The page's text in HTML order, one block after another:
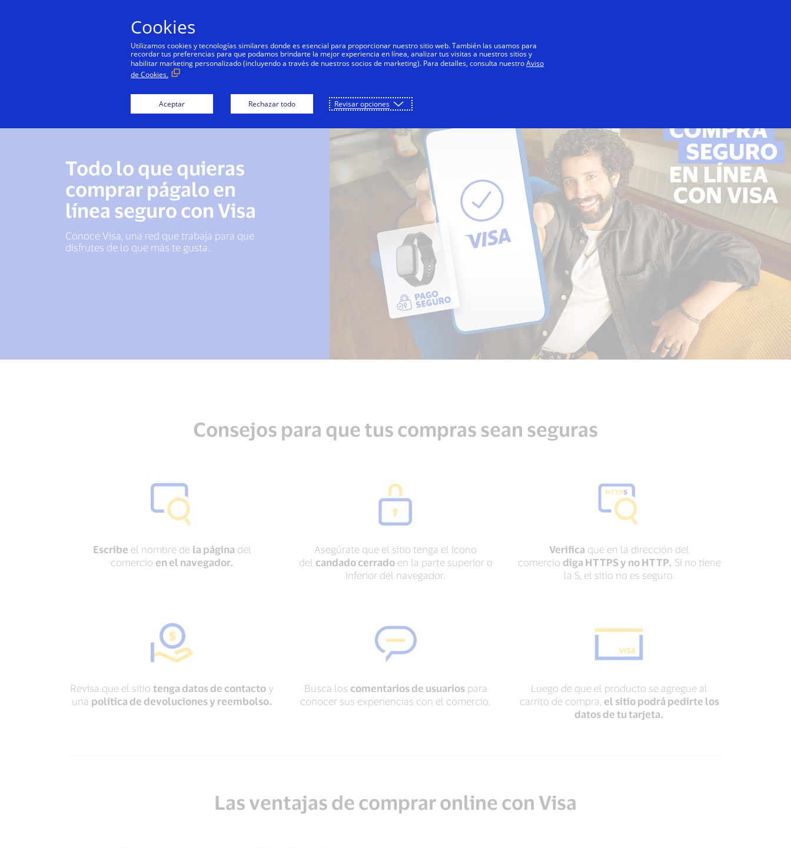
Personas Negocios Innovadores Todos
Todo lo que quieras
comprar págalo en
línea seguro con Visa
Conoce Visa, una red que trabaja para que
disfrutes de lo que más te gusta.
Consejos para que tus compras sean seguras
Escribe el nombre de la página del
comercio en el navegador.
Asegúrate que el sitio tenga el ícono
del candado cerradoen la parte superior o
inferior del navegador.
Verifica que en la dirección del
comercio diga HTTPS y no HTTP. Si no tiene
la S, el sitio no es seguro.
Revisa que el sitio tenga datos de contacto y
una política de devoluciones y reembolso.
Busca los comentarios de usuariospara
conocer sus experiencias con el comercio.
Luego de que el producto se agregue al
carrito de compra, el sitio podrá pedirte los
datos de tu tarjeta.
Las ventajas de comprar online con Visa
Cookies
Utilizamos cookies y tecnologías similares donde es esencial para proporcionar nuestro sitio web. También las usamos para
recordar tus preferencias para que podamos brindarte la mejor experiencia en línea, analizar tus visitas a nuestros sitios y
habilitar marketing personalizado (incluyendo a través de nuestros socios de marketing). Para detalles, consulta nuestroAviso
de Cookies.
Aceptar Rechazar todo Revisar opciones